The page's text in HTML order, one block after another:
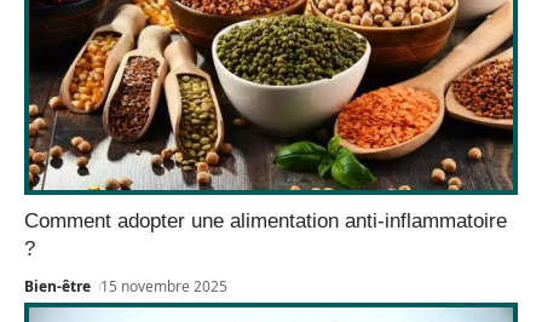
Comment adopter une alimentation anti-inflammatoire
?
Bien-être 15 novembre 2025